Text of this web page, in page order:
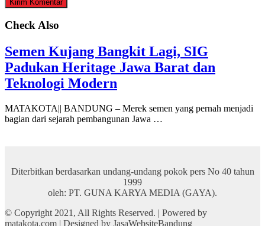
Check Also
Semen Kujang Bangkit Lagi, SIG
Padukan Heritage Jawa Barat dan
Teknologi Modern
MATAKOTA|| BANDUNG – Merek semen yang pernah menjadi
bagian dari sejarah pembangunan Jawa …
Diterbitkan berdasarkan undang-undang pokok pers No 40 tahun
1999
oleh: PT. GUNA KARYA MEDIA (GAYA).
© Copyright 2021, All Rights Reserved. | Powered by
matakota.com | Designed by JasaWebsiteBandung